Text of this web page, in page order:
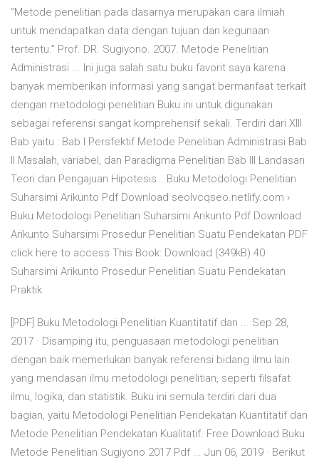
“Metode penelitian pada dasarnya merupakan cara ilmiah
untuk mendapatkan data dengan tujuan dan kegunaan
tertentu.” Prof. DR. Sugiyono. 2007. Metode Penelitian
Administrasi ... Ini juga salah satu buku favorit saya karena
banyak memberikan informasi yang sangat bermanfaat terkait
dengan metodologi penelitian Buku ini untuk digunakan
sebagai referensi sangat komprehensif sekali. Terdiri dari XIII
Bab yaitu : Bab I Persfektif Metode Penelitian Administrasi Bab
II Masalah, variabel, dan Paradigma Penelitian Bab III Landasan
Teori dan Pengajuan Hipotesis… Buku Metodologi Penelitian
Suharsimi Arikunto Pdf Download seolvcqseo.netlify.com ›
Buku Metodologi Penelitian Suharsimi Arikunto Pdf Download
Arikunto Suharsimi Prosedur Penelitian Suatu Pendekatan PDF
click here to access This Book: Download (349kB) 40
Suharsimi Arikunto Prosedur Penelitian Suatu Pendekatan
Praktik.
[PDF] Buku Metodologi Penelitian Kuantitatif dan ... Sep 28,
2017 · Disamping itu, penguasaan metodologi penelitian
dengan baik memerlukan banyak referensi bidang ilmu lain
yang mendasari ilmu metodologi penelitian, seperti filsafat
ilmu, logika, dan statistik. Buku ini semula terdiri dari dua
bagian, yaitu Metodologi Penelitian Pendekatan Kuantitatif dan
Metode Penelitian Pendekatan Kualitatif. Free Download Buku
Metode Penelitian Sugiyono 2017 Pdf ... Jun 06, 2019 · Berikut